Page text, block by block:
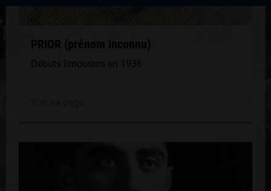
PRIOR (prénom inconnu)
Débuts limousins en 1936